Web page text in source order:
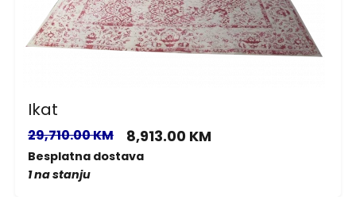
Ikat
29,710.00 KM 8,913.00 KM
Besplatna dostava
1 na stanju